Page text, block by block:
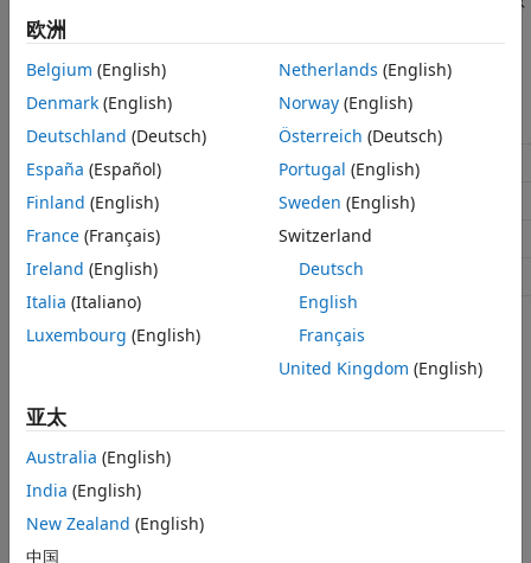
字字符和下划线。
推荐的设置
应用情形
设置
调试
无影响
可追溯性
无影响
效率
无影响
安全预警
无影响
编程用法
类型：
值：''或有效的字母数字字符和下划线字符串
默认值：''
版本历史记录
在 R2024a 中推出
欧洲
Belgium (English)
Denmark (English)
Deutschland (Deutsch)
España (Español)
Finland (English)
France (Français)
Ireland (English)
Italia (Italiano)
Luxembourg (English)
Netherlands (English)
Norway(English)
Österreich (Deutsch)
Portugal (English)
Sweden (English)
Switzerland
Deutsch
English
Français
United Kingdom (English)
亚太
Australia (English)
India (English)
New Zealand (English)
中国